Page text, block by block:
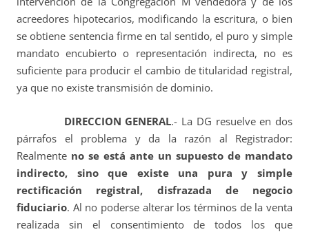
acreedores hipotecarios, modificando la escritura, o bien
se obtiene sentencia firme en tal sentido, el puro y simple
mandato encubierto o representación indirecta, no es
suficiente para producir el cambio de titularidad registral,
ya que no existe transmisión de dominio.
DIRECCION GENERAL.- La DG resuelve en dos
párrafos el problema y da la razón al Registrador:
Realmente no se está ante un supuesto de mandato
indirecto, sino que existe una pura y simple
rectificación registral, disfrazada de negocio
fiduciario. Al no poderse alterar los términos de la venta
realizada sin el consentimiento de todos los que